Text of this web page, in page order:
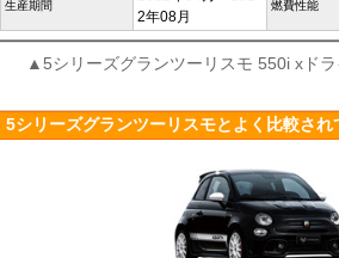
生産期間
2年08月
燃費性能
▲5シリーズグランツーリスモ 550i xド
5シリーズグランツーリスモとよく比較され